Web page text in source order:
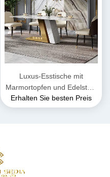
Luxus-Esstische mit
Marmortopfen und Edelstahl
für den Großhandel
Erhalten Sie besten Preis